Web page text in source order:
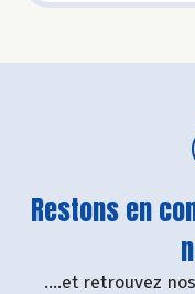
Restons en
....et retrouvez